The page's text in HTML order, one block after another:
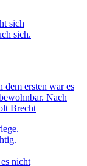
sich
sich.
nicht